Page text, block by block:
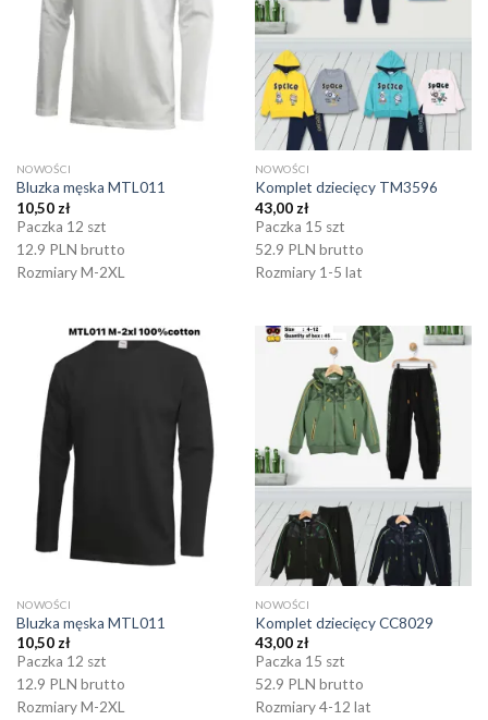
NOWOŚCI
Bluzka męska MTL011
10,50 zł
Paczka 12 szt
12.9 PLN brutto
Rozmiary M-2XL
NOWOŚCI
Komplet dziecięcy TM3596
43,00 zł
Paczka 15 szt
52.9 PLN brutto
Rozmiary 1-5 lat
NOWOŚCI
Bluzka męska MTL011
10,50zł
Paczka 12 szt
12.9 PLN brutto
Rozmiary M-2XL
NOWOŚCI
Komplet dziecięcy CC8029
43,00zł
Paczka 15 szt
52.9 PLN brutto
Rozmiary 4-12 lat